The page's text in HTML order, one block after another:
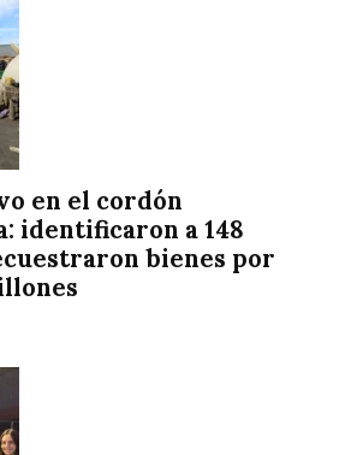
en el cordón
identificaron a 148
bienes por